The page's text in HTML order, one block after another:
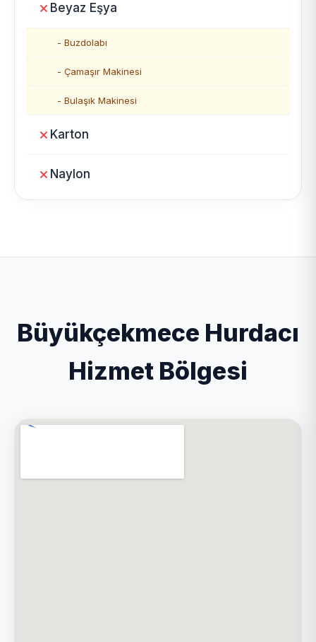
Beyaz Eşya
- Buzdolabı
- Çamaşır Makinesi
- Bulaşık Makinesi
Karton
Naylon
Büyükçekmece Hurdacı
Hizmet Bölgesi